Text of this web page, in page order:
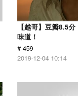
【越哥】豆瓣8.5
味道！
# 459
2019-12-04 10:14